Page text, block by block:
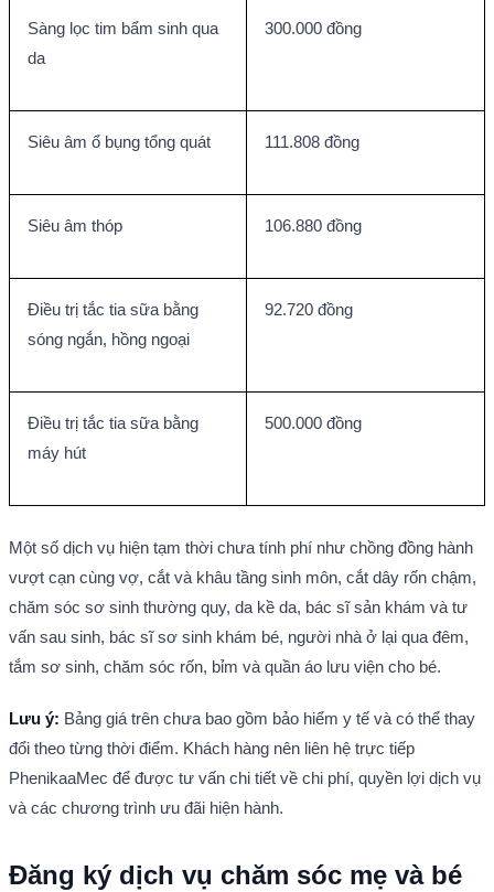
Sàng lọc tim bẩm sinh qua
da
300.000 đồng
Siêu âm ổ bụng tổng quát 111.808 đồng
Siêu âm thóp 106.880 đồng
Điều trị tắc tia sữa bằng
sóng ngắn, hồng ngoại
92.720 đồng
Điều trị tắc tia sữa bằng
máy hút
500.000 đồng
Một số dịch vụ hiện tạm thời chưa tính phí như chồng đồng hành
vượt cạn cùng vợ, cắt và khâu tầng sinh môn, cắt dây rốn chậm,
chăm sóc sơ sinh thường quy, da kề da, bác sĩ sản khám và tư
vấn sau sinh, bác sĩ sơ sinh khám bé, người nhà ở lại qua đêm,
tắm sơ sinh, chăm sóc rốn, bỉm và quần áo lưu viện cho bé.
Lưu ý: Bảng giá trên chưa bao gồm bảo hiểm y tế và có thể thay
đổi theo từng thời điểm. Khách hàng nên liên hệ trực tiếp
PhenikaaMec để được tư vấn chi tiết về chi phí, quyền lợi dịch vụ
và các chương trình ưu đãi hiện hành.
Đăng ký dịch vụ chăm sóc mẹ và bé